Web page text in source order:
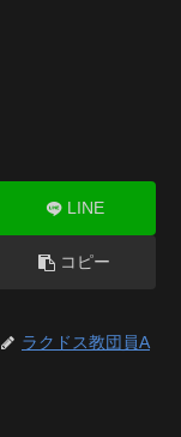
LINE
コピー
ラクドス教団員A